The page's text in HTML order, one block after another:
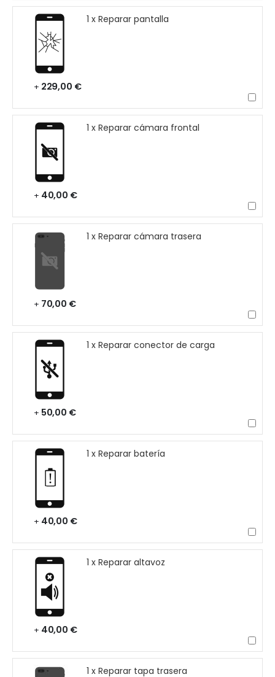
1 x Reparar pantalla
+ 229,00 €
1 x Reparar cámara frontal
+ 40,00 €
1 x Reparar cámara trasera
+ 70,00 €
1 x Reparar conector de carga
+ 50,00 €
1 x Reparar batería
+ 40,00 €
1 x Reparar altavoz
+ 40,00 €
1 x Reparar tapa trasera